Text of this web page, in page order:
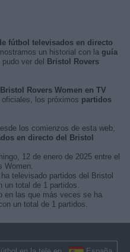
fútbol televisados en directo
un historial con la guía
ver del
Bristol Rovers
Rovers Women en TV
los próximos partidos
los comienzos de esta web,
en directo del Bristol
12 de enero de 2025 entre el
Women.
televisado partidos del Bristol
un total de 1 partidos.
en las que más veces se ha
un total de 1 partidos.